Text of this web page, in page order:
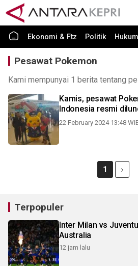
Ekonomi & Ftz Politik Hukum
Pesawat Pokemon
Kami mempunyai 1 berita tentang
Kamis, pesawat
Indonesia resmi
22 February 2024 13:48
1
Terpopuler
Inter Milan vs
Australia
12 jam lalu